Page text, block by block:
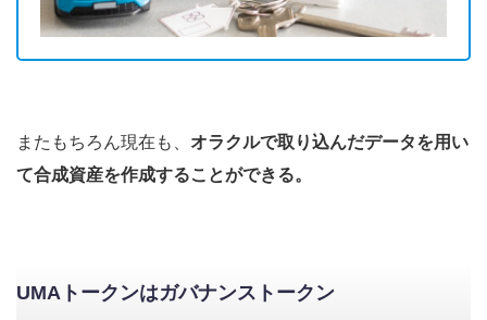
またもちろん現在も、 オラクルで取り込んだデータを用い
て合成資産を作成することができる。
UMAトークンはガバナンストークン